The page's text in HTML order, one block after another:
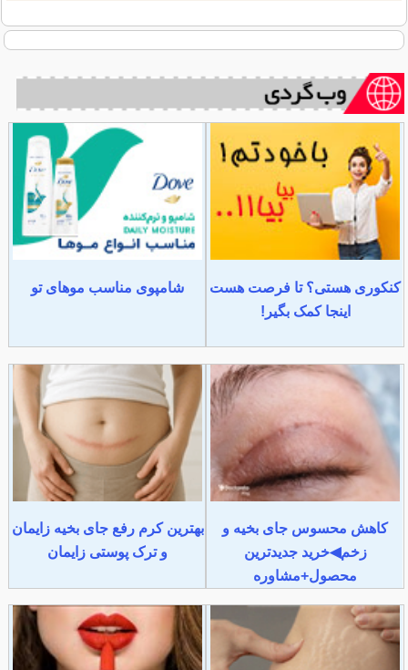
کنکوری هستی؟ تا فرصت هست
اینجا کمک بگیر!
شامپوی مناسب موهای تو
کاهش محسوس جای بخیه و
زخم◀خرید جدیدترین
محصول+مشاوره
بهترین کرم رفع جای بخیه زایمان
و ترک پوستی زایمان